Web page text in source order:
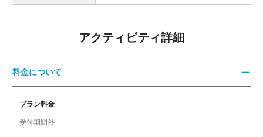
アクティビティ詳細
料金について
プラン料金
受付期間外